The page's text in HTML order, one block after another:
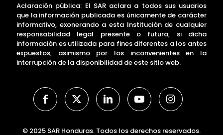
Aclaración pública: El SAR aclara a todos sus usuarios
que la información publicada es únicamente de carácter
informativo, exonerando a esta Institución de cualquier
responsabilidad legal presente o futura, si dicha
información es utilizada para fines diferentes a los antes
expuestos, asimismo por los inconvenientes en la
interrupción de la disponibilidad de este sitio web.
© 2025 SAR Honduras. Todos los derechos reservados.